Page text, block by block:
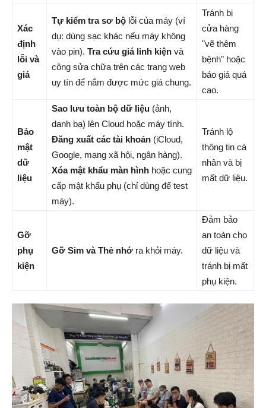
Xác
định
lỗi và
giá
Tự kiểm tra sơ bộ lỗi của máy (ví
dụ: dùng sạc khác nếu máy không
vào pin). Tra cứu giá linh kiện và
công sửa chữa trên các trang web
uy tín để nắm được mức giá chung.
Tránh bị
cửa hàng
"vẽ thêm
bệnh" hoặc
báo giá quá
cao.
Bảo
mật
dữ
liệu
Sao lưu toàn bộ dữ liệu (ảnh,
danh bạ) lên Cloud hoặc máy tính.
Đăng xuất các tài khoản (iCloud,
Google, mạng xã hội, ngân hàng).
Xóa mật khẩu màn hình hoặc cung
cấp mật khẩu phụ (chỉ dùng để test
máy).
Tránh lộ
thông tin cá
nhân và bị
mất dữ liệu.
Gỡ
phụ
kiện
Gỡ Sim và Thẻ nhớ ra khỏi máy.
Đảm bảo
an toàn cho
dữ liệu và
tránh bị mất
phụ kiện.